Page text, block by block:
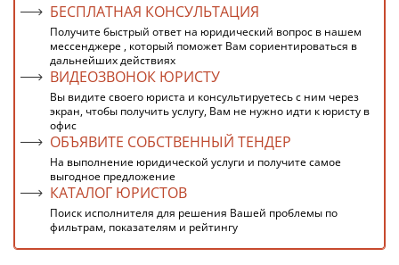
БЕСПЛАТНАЯ КОНСУЛЬТАЦИЯ
Получите быстрый ответ на юридический вопрос в нашем
мессенджере , который поможет Вам сориентироваться в
дальнейших действиях
ВИДЕОЗВОНОК ЮРИСТУ
Вы видите своего юриста и консультируетесь с ним через
экран, чтобы получить услугу, Вам не нужно идти к юристу в
офис
ОБЪЯВИТЕ СОБСТВЕННЫЙ ТЕНДЕР
На выполнение юридической услуги и получите самое
выгодное предложение
КАТАЛОГ ЮРИСТОВ
Поиск исполнителя для решения Вашей проблемы по
фильтрам, показателям и рейтингу